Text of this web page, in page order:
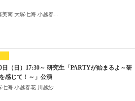
南 大塚七海 小越春...
日（日）17:30～ 研究生「PARTYが始まるよ～研
感じて！～」公演
海 小越春花 川越紗...